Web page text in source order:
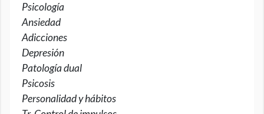
Psicología
Ansiedad
Adicciones
Depresión
Patología dual
Psicosis
Personalidad y hábitos